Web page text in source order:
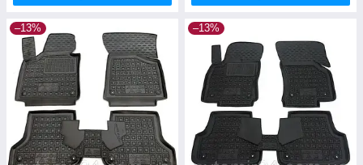
–13% –13%